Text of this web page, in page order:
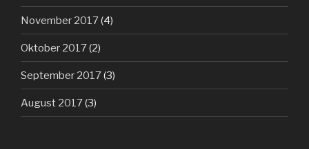
November 2017(4)
Oktober 2017(2)
September 2017(3)
August 2017(3)